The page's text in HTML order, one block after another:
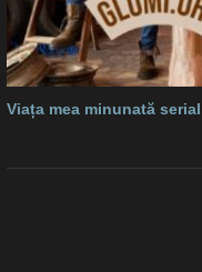
Viața mea minunată